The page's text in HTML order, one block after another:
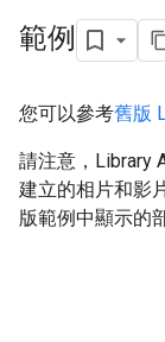
範例
您可以參考舊版
請注意，Library
建立的相片和影
版範例中顯示的